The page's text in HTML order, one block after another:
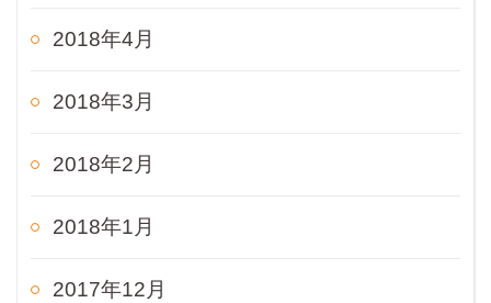
2018年4月
2018年3月
2018年2月
2018年1月
2017年12月